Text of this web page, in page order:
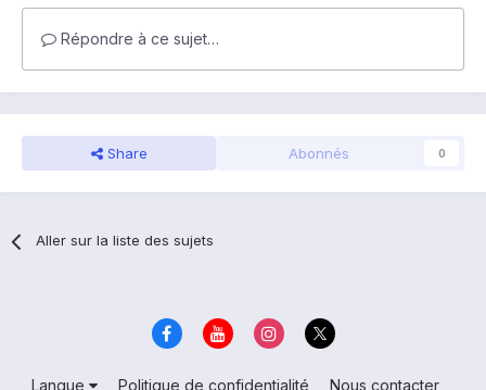
Répondre à ce sujet…
Share Abonnés 0
Aller sur la liste des sujets
Langue Politique de confidentialité Nous contacter